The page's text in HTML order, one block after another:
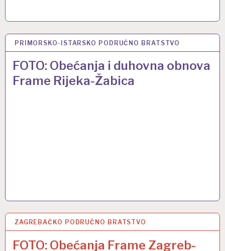
PRIMORSKO-ISTARSKO PODRUČNO BRATSTVO
FOTO: Obećanja i duhovna obnova
Frame Rijeka-Žabica
15 PRO 2016
ZAGREBAČKO PODRUČNO BRATSTVO
FOTO: Obećanja Frame Zagreb-
13 PRO 2016